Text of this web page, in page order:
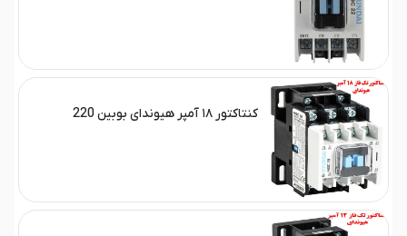
کنتاکتور ۱۸ آمپر هیوندای بوبین 220